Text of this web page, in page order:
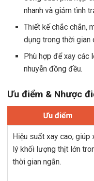
nhanh và giảm tình
Thiết kế chắc chắn,
dụng trong thời gian
Phù hợp để xay các
nhuyễn đồng đều.
Ưu điểm & Nhược
Ưu điểm
Hiệu suất xay cao, giúp
lý khối lượng thịt lớn
thời gian ngắn.